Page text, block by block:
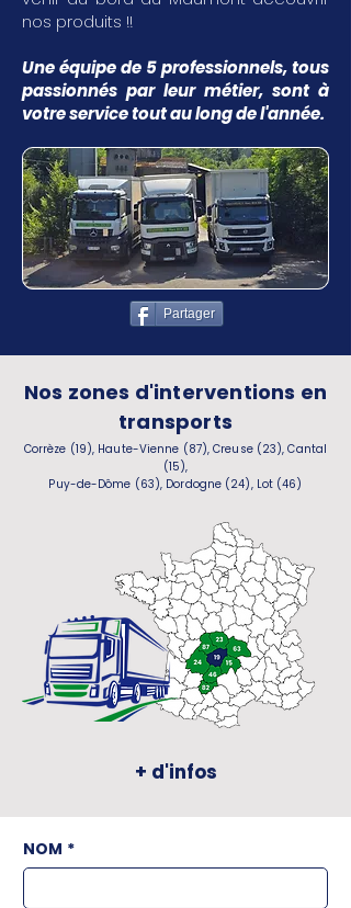
nos produits !!
Une équipe de 5 professionnels, tous
passionnés par leur métier, sont à
votre service tout au long de l'année.
Partager
Nos zones d'interventions en
transports
Corrèze (19), Haute-Vienne (87), Creuse (23), Cantal
(15),
Puy-de-Dôme (63), Dordogne (24), Lot (46)
+ d'infos
NOM *